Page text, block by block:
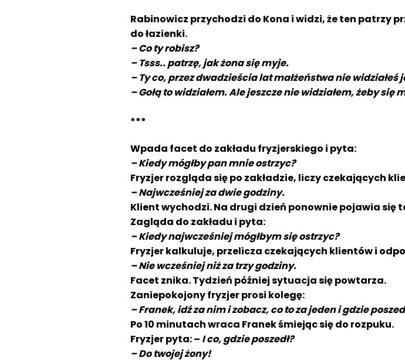
Rabinowicz przychodzi do Kona i widzi, że ten patrzy
do łazienki.
– Co ty robisz?
– Tsss.. patrzę, jak żona się myje.
– Ty co, przez dwadzieścia lat małżeństwa nie widziałeś
– Gołą to widziałem. Ale jeszcze nie widziałem, żeby się
***
Wpada facet do zakładu fryzjerskiego i pyta:
– Kiedy mógłby pan mnie ostrzyc?
Fryzjer rozgląda się po zakładzie, liczy czekających
– Najwcześniej za dwie godziny.
Klient wychodzi. Na drugi dzień ponownie pojawia się
Zagląda do zakładu i pyta:
– Kiedy najwcześniej mógłbym się ostrzyc?
Fryzjer kalkuluje, przelicza czekających klientów i
– Nie wcześniej niż za trzy godziny.
Facet znika. Tydzień później sytuacja się powtarza.
Zaniepokojony fryzjer prosi kolegę:
– Franek, idź za nim i zobacz, co to za jeden i gdzie
Po 10 minutach wraca Franek śmiejąc się do rozpuku.
Fryzjer pyta: – I co, gdzie poszedł?
– Do twojej żony!